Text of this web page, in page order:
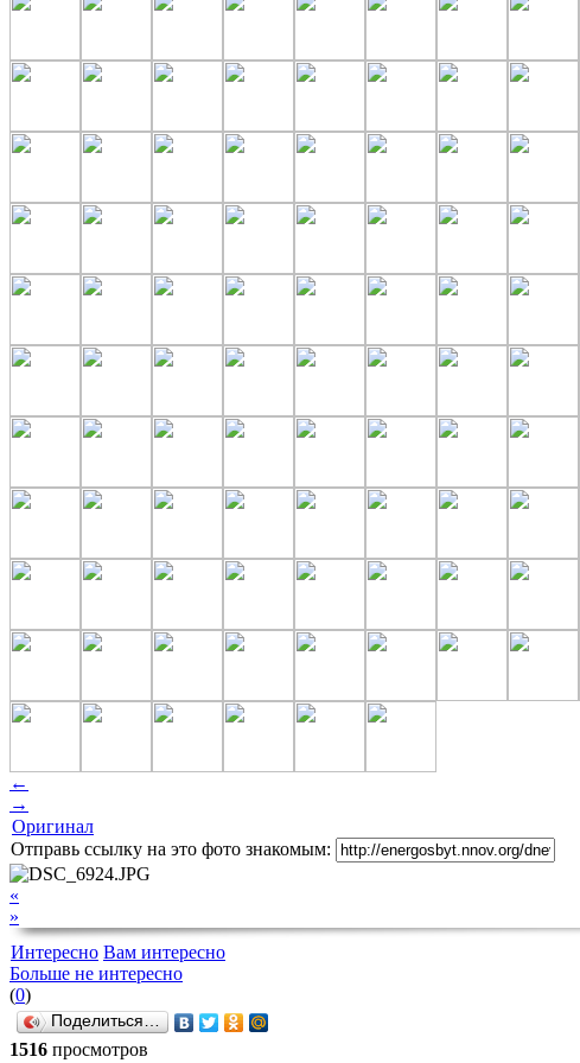
←
→
Оригинал
Отправь ссылку на это фото знакомым:
«
»
Интересно Вам интересно
Больше не интересно
(0)
Поделиться…
1516 просмотров